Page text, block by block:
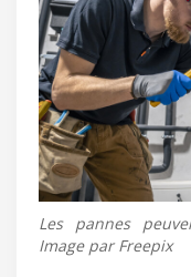
Les pannes
Image par Freepix